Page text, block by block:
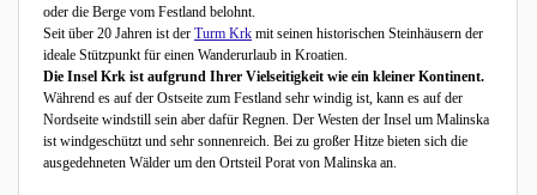
oder die Berge vom Festland belohnt.
Seit über 20 Jahren ist der Turm Krk mit seinen historischen Steinhäusern der
ideale Stützpunkt für einen Wanderurlaub in Kroatien.
Die Insel Krk ist aufgrund Ihrer Vielseitigkeit wie ein kleiner Kontinent.
Während es auf der Ostseite zum Festland sehr windig ist, kann es auf der
Nordseite windstill sein aber dafür Regnen. Der Westen der Insel um Malinska
ist windgeschützt und sehr sonnenreich. Bei zu großer Hitze bieten sich die
ausgedehneten Wälder um den Ortsteil Porat von Malinska an.